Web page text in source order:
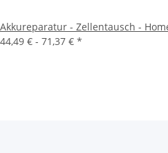
Akkureparatur - Zellentausch -
44,49 € - 71,37 € *